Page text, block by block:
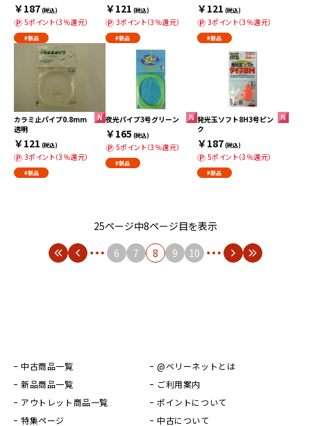
￥187(税込)
5ポイント（3％還元）
#新品
￥121 (税込)
3ポイント（3％還元）
#新品
￥121 (税込)
3ポイント（3％還元）
#新品
カラミ止パイプ0.8mm
透明
￥121 (税込)
3ポイント（3％還元）
#新品
夜光パイプ3号グリーン
￥165 (税込)
5ポイント（3％還元）
#新品
発光玉ソフト8H3号ピン
ク
￥187(税込)
5ポイント（3％還元）
#新品
25ページ中8ページ目を表示
6
7 8 9 10
中古商品一覧
新品商品一覧
アウトレット商品一覧
特集ページ
@ベリーネットとは
ご利用案内
ポイントについて
中古について